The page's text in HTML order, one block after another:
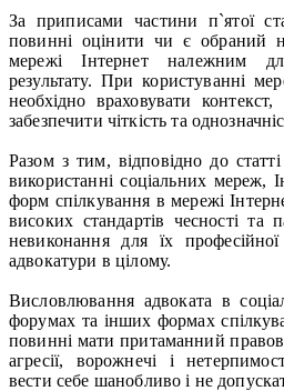
За приписами частини п`ятої
повинні оцінити чи є обраний
мережі Інтернет належним
результату. При користуванні
необхідно враховувати
забезпечити чіткість та
Разом з тим, відповідно до
використанні соціальних мереж,
форм спілкування в мережі
високих стандартів чесності та
невиконання для їх
адвокатури в цілому.
Висловлювання адвоката в
форумах та інших формах
повинні мати притаманний
агресії, ворожнечі і
вести себе шанобливо і не